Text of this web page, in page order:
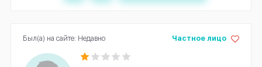
Частное лицо
Был(а) на сайте: Недавно